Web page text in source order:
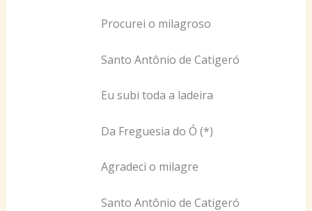
Procurei o milagroso
Santo Antônio de Catigeró
Eu subi toda a ladeira
Da Freguesia do Ó (*)
Agradeci o milagre
Santo Antônio de Catigeró